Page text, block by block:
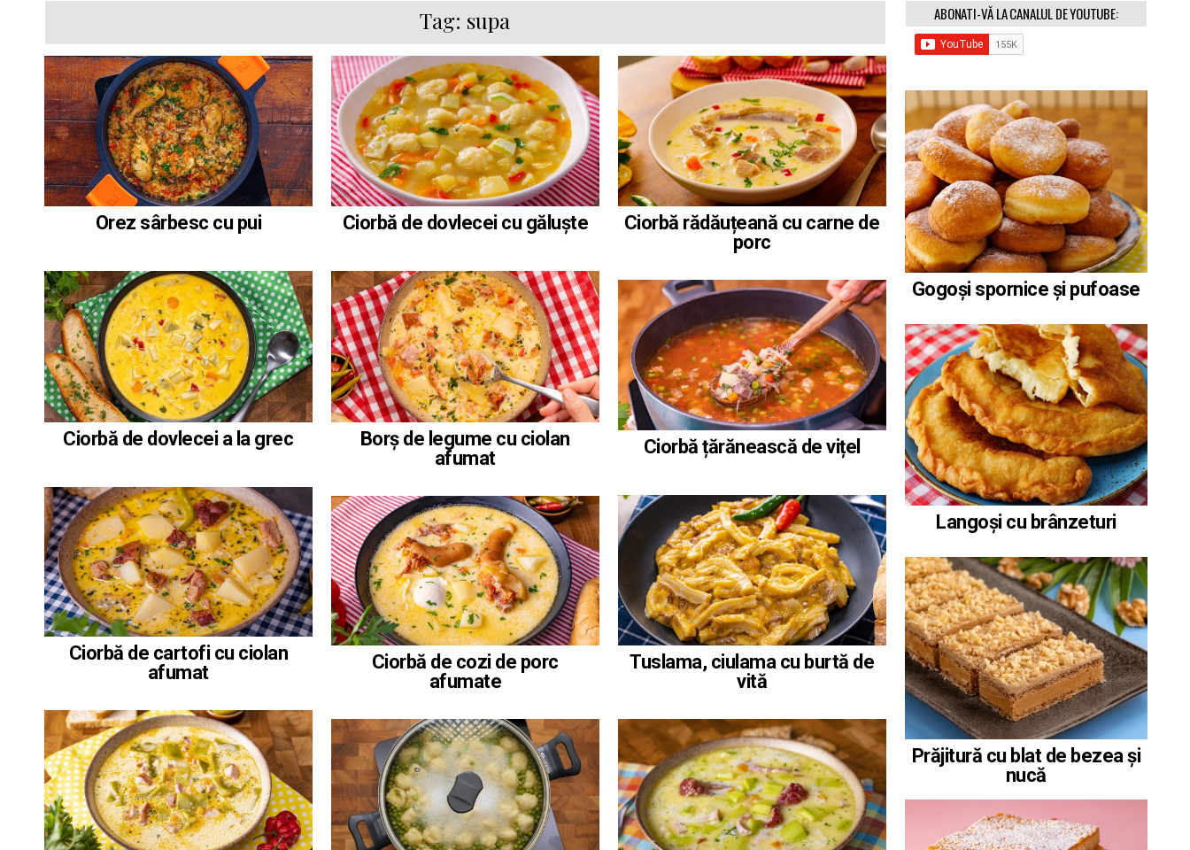
Tag: supa
Orez sârbesc cu pui Ciorbă de dovlecei cu găluște
Ciorbă rădăuțeană cu carne de
porc
Ciorbă de dovlecei a la grec
Borș de legume cu ciolan
afumat
Ciorbă țărănească de vițel
Ciorbă de cartofi cu ciolan
afumat
Tuslama, ciulama cu burtă de
vită
Ciorbă de cozi de porc
afumate
ABONATI-VĂ LA CANALUL DE YOUTUBE:
Gogoși spornice și pufoase
Langoși cu brânzeturi
Prăjitură cu blat de bezea și
nucă